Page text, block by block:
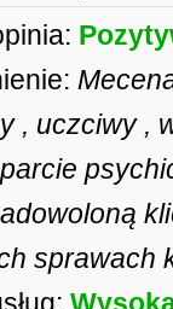
, uczciwy ,
sprawach